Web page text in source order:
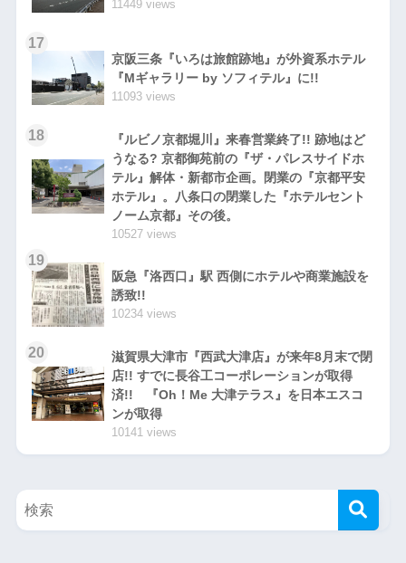
11449 views
17
京阪三条『いろは旅館跡地』が外資系ホテル
『Mギャラリー by ソフィテル』に!!
11093 views
18
『ルビノ京都堀川』来春営業終了!! 跡地はど
うなる? 京都御苑前の『ザ・パレスサイドホ
テル』解体・新都市企画。閉業の『京都平安
ホテル』。八条口の閉業した『ホテルセント
ノーム京都』その後。
10527 views
19
阪急『洛西口』駅 西側にホテルや商業施設を
誘致!!
10234 views
20
滋賀県大津市『西武大津店』が来年8月末で閉
店!! すでに長谷工コーポレーションが取得
済!! 『Oh！Me 大津テラス』を日本エスコ
ンが取得
10141 views